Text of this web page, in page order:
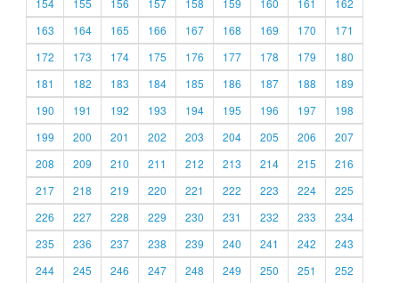
154
155 156 157 158 159 160 161
162
163
164 165 166 167 168 169 170
171
172
173 174 175 176 177 178 179
180
181
182 183 184 185 186 187 188
189
190
191 192 193 194 195 196 197
198
199
200 201 202 203 204 205 206
207
208
209 210 211 212 213 214 215
216
217
218 219 220 221 222 223 224
225
226
227 228 229 230 231 232 233
234
235
236 237 238 239 240 241 242
243
244
245 246 247 248 249 250 251 252